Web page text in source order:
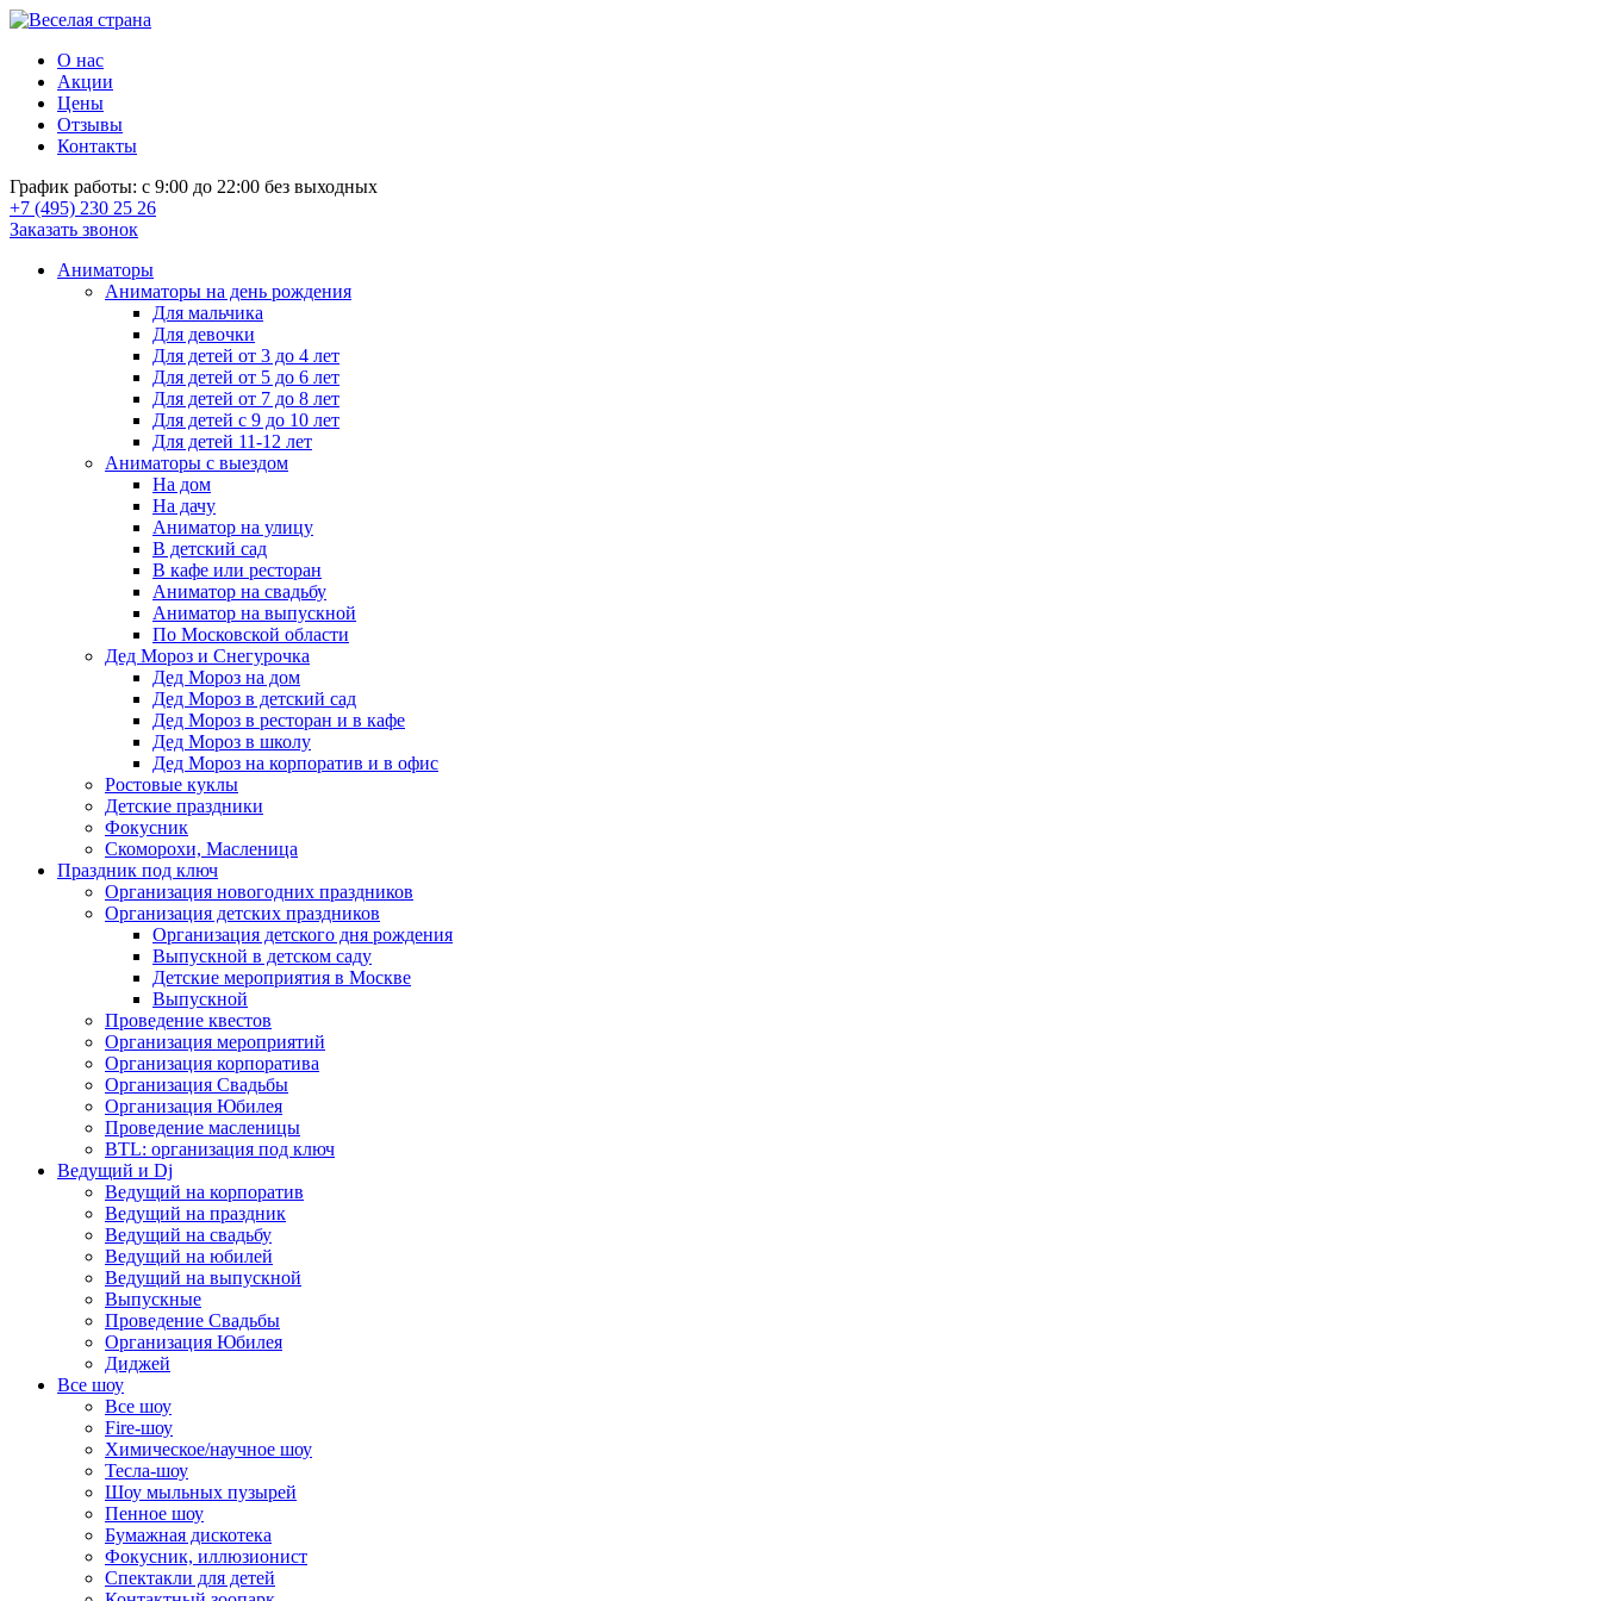
О нас
Акции
Цены
Отзывы
Контакты
График работы: с 9:00 до 22:00 без выходных
+7 (495) 230 25 26
Заказать звонок
Аниматоры
Аниматоры на день рождения
Для мальчика
Для девочки
Для детей от 3 до 4 лет
Для детей от 5 до 6 лет
Для детей от 7 до 8 лет
Для детей с 9 до 10 лет
Для детей 11-12 лет
Аниматоры с выездом
На дом
На дачу
Аниматор на улицу
В детский сад
В кафе или ресторан
Аниматор на свадьбу
Аниматор на выпускной
По Московской области
Дед Мороз и Снегурочка
Дед Мороз на дом
Дед Мороз в детский сад
Дед Мороз в ресторан и в кафе
Дед Мороз в школу
Дед Мороз на корпоратив и в офис
Ростовые куклы
Детские праздники
Фокусник
Скоморохи, Масленица
Праздник под ключ
Организация новогодних праздников
Организация детских праздников
Организация детского дня рождения
Выпускной в детском саду
Детские мероприятия в Москве
Выпускной
Проведение квестов
Организация мероприятий
Организация корпоратива
Организация Свадьбы
Организация Юбилея
Проведение масленицы
BTL: организация под ключ
Ведущий и Dj
Ведущий на корпоратив
Ведущий на праздник
Ведущий на свадьбу
Ведущий на юбилей
Ведущий на выпускной
Выпускные
Проведение Свадьбы
Организация Юбилея
Диджей
Все шоу
Все шоу
Fire-шоу
Химическое/научное шоу
Тесла-шоу
Шоу мыльных пузырей
Пенное шоу
Бумажная дискотека
Фокусник, иллюзионист
Спектакли для детей